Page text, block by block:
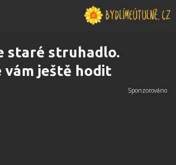
staré struhadlo.
vám ještě hodit